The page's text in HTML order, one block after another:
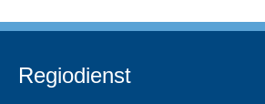
Regiodienst